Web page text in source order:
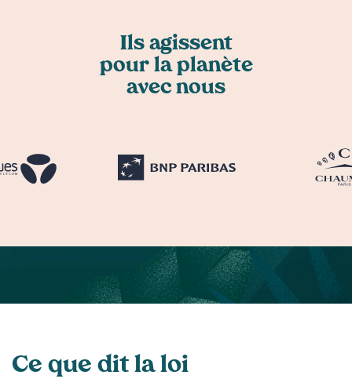
Ils agissent
pour la planète
avec nous
Ce que dit la loi